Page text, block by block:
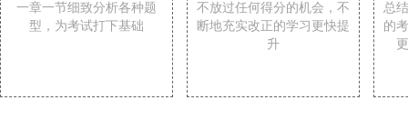
一章一节细致分析各种题
型，为考试打下基础
不放过任何得分的机会，不
断地充实改正的学习更快提
升
总
的